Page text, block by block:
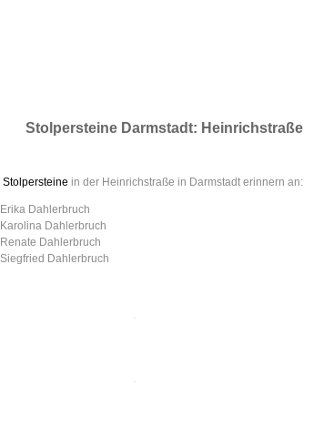
Stolpersteine Darmstadt: Heinrichstraße
Stolpersteine in der Heinrichstraße in Darmstadt erinnern an:
Erika Dahlerbruch
Karolina Dahlerbruch
Renate Dahlerbruch
Siegfried Dahlerbruch